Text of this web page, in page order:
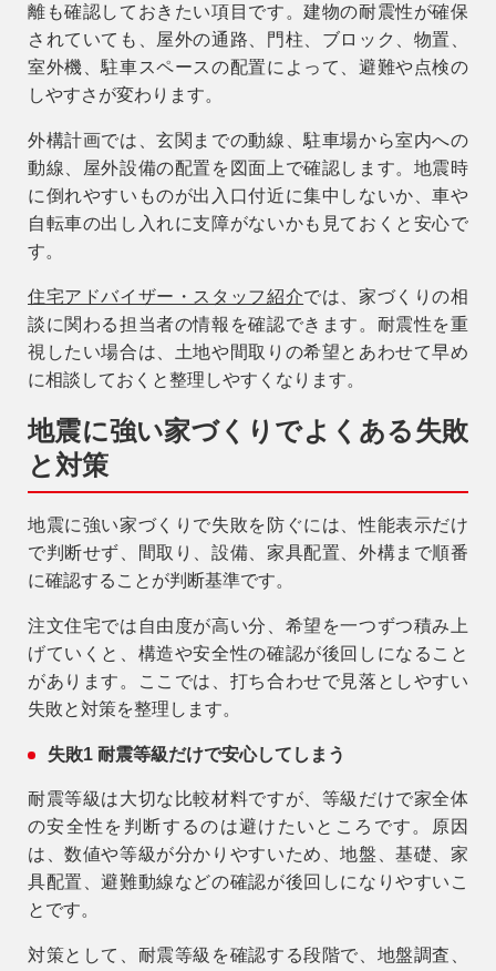
離も確認しておきたい項目です。建物の耐震性が確保
されていても、屋外の通路、門柱、ブロック、物置、
室外機、駐車スペースの配置によって、避難や点検の
しやすさが変わります。
外構計画では、玄関までの動線、駐車場から室内への
動線、屋外設備の配置を図面上で確認します。地震時
に倒れやすいものが出入口付近に集中しないか、車や
自転車の出し入れに支障がないかも見ておくと安心で
す。
住宅アドバイザー・スタッフ紹介では、家づくりの相
談に関わる担当者の情報を確認できます。耐震性を重
視したい場合は、土地や間取りの希望とあわせて早め
に相談しておくと整理しやすくなります。
地震に強い家づくりでよくある失敗
と対策
地震に強い家づくりで失敗を防ぐには、性能表示だけ
で判断せず、間取り、設備、家具配置、外構まで順番
に確認することが判断基準です。
注文住宅では自由度が高い分、希望を一つずつ積み上
げていくと、構造や安全性の確認が後回しになること
があります。ここでは、打ち合わせで見落としやすい
失敗と対策を整理します。
失敗1 耐震等級だけで安心してしまう
耐震等級は大切な比較材料ですが、等級だけで家全体
の安全性を判断するのは避けたいところです。原因
は、数値や等級が分かりやすいため、地盤、基礎、家
具配置、避難動線などの確認が後回しになりやすいこ
とです。
対策として、耐震等級を確認する段階で、地盤調査、